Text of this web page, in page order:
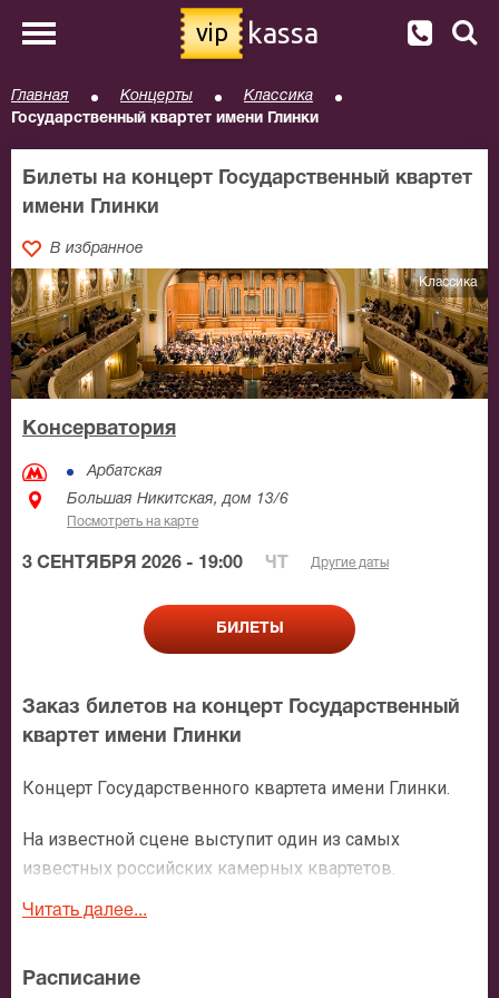
vip kassa
Главная Концерты
Классика
Государственный квартет имени Глинки
Билеты на концерт Государственный квартет
имени Глинки
В избранное
Классика
Консерватория
Арбатская
Большая Никитская, дом 13/6
Посмотреть на карте
3 СЕНТЯБРЯ 2026 - 19:00 ЧТ Другие даты
БИЛЕТЫ
Заказ билетов на концерт Государственный
квартет имени Глинки
Концерт Государственного квартета имени Глинки.
На известной сцене выступит один из самых
известных российских камерных квартетов.
Степан Янкович(I скрипка), Владислав Безруков(II
(виолончель) – исполнит произведения Бетховена,
Читать далее...
Расписание